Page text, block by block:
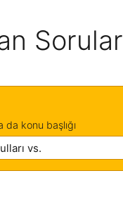
Sorular
konu başlığı